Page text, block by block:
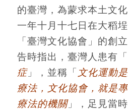
的臺灣，為蒙求本土文
一年十月十七日在大稻
「臺灣文化協會」的創
告時指出，臺灣人患有「
症」，並稱「 文化運動
療法，文化協會，就是
療法的機關」，足見當